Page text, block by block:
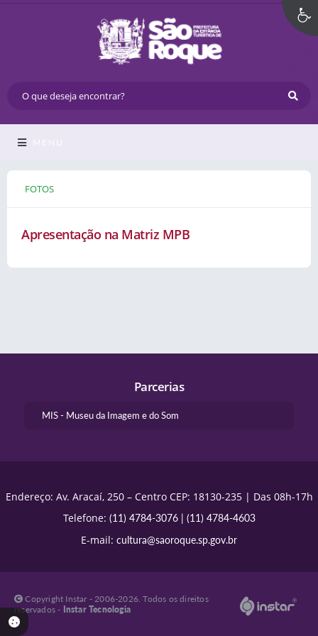
FOTOS
Apresentação na Matriz MPB
Parcerias
MIS - Museu da Imagem e do Som
Endereço: Av. Aracaí, 250 – Centro CEP: 18130-235 | Das 08h-17h
Telefone: (11) 4784-3076 | (11) 4784-4603
E-mail: cultura@saoroque.sp.gov.br
Copyright Instar - 2006-2026. Todos os direitos
reservados - Instar Tecnologia